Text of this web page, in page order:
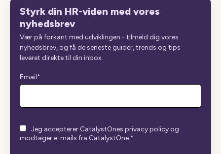
Styrk din HR-viden med vores
nyhedsbrev
Vær på forkant med udviklingen - tilmeld dig vores
nyhedsbrev, og få de seneste guider, trends og tips
leveret direkte til din inbox.
Email*
Jeg accepterer CatalystOnes privacy policy og
modtager e-mails fra CatalystOne.*